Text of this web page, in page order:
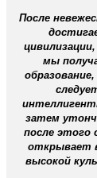
После
мы
затем
после этого
открывает
высокой